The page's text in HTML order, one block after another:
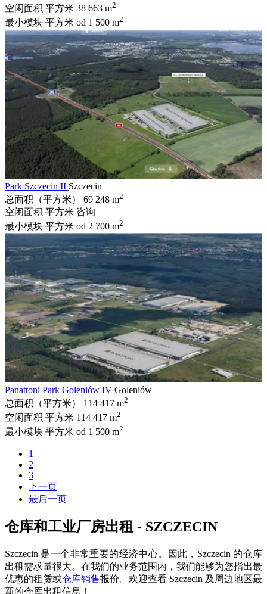
空闲面积 平方米 38 663 m2
最小模块 平方米 od 1 500 m2
Park Szczecin II Szczecin
总面积（平方米）
69 248 m2
空闲面积 平方米 咨询
最小模块 平方米 od 2 700 m2
Panattoni Park Goleniów IV Goleniów
总面积（平方米）
114 417 m2
空闲面积 平方米 114 417 m2
最小模块 平方米 od 1 500 m2
1
2
3
下一页
最后一页
仓库和工业厂房出租 - SZCZECIN
Szczecin 是一个非常重要的经济中心。因此，Szczecin 的仓库
出租需求量很大。在我们的业务范围内，我们能够为您指出最
优惠的租赁或仓库销售报价。欢迎查看 Szczecin 及周边地区最
新的仓库出租信息！